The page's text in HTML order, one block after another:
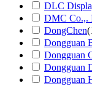
DLC
DMC Co.,.
DongChen
Dongguan
Dongguan
Dongguan
Dongguan